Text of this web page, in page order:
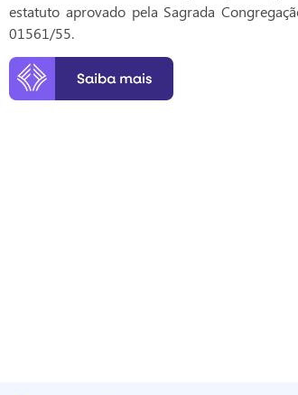
estatuto aprovado pela Sagrada
01561/55.